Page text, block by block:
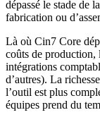
dépassé le stade de
fabrication ou
Là où Cin7 Core
coûts de production,
intégrations
d’autres). La
l’outil est plus
équipes prend du